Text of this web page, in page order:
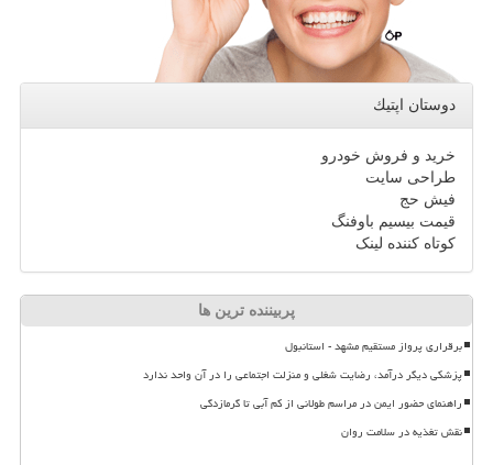
دوستان اپتیك
خرید و فروش خودرو
طراحی سایت
فیش حج
قیمت بیسیم باوفنگ
کوتاه کننده لینک
پربیننده ترین ها
برقراری پرواز مستقیم مشهد - استانبول
پزشکی دیگر درآمد، رضایت شغلی و منزلت اجتماعی را در آن واحد ندارد
راهنمای حضور ایمن در مراسم طولانی از کم آبی تا گرمازدگی
نقش تغذیه در سلامت روان